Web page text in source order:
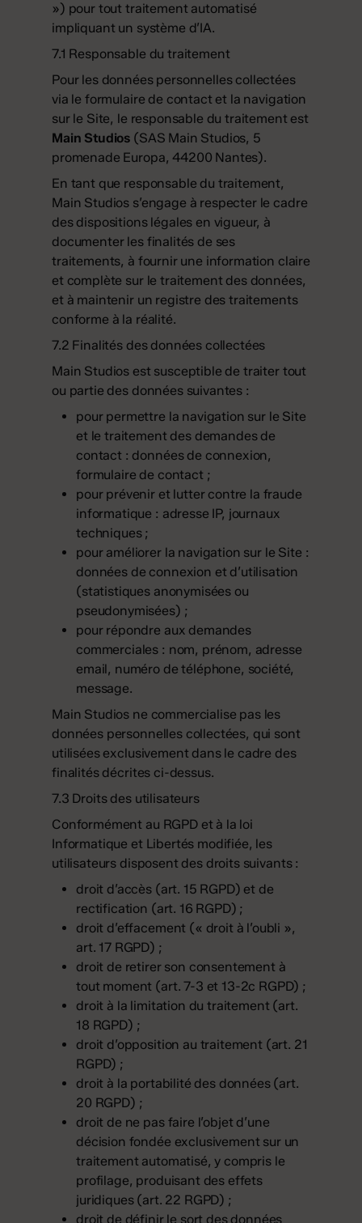
») pour tout traitement automatisé
impliquant un système d’IA.
7.1 Responsable du traitement
Pour les données personnelles collectées
via le formulaire de contact et la navigation
sur le Site, le responsable du traitement est
Main Studios (SAS Main Studios, 5
promenade Europa, 44200 Nantes).
En tant que responsable du traitement,
Main Studios s’engage à respecter le cadre
des dispositions légales en vigueur, à
documenter les finalités de ses
traitements, à fournir une information claire
et complète sur le traitement des données,
et à maintenir un registre des traitements
conforme à la réalité.
7.2 Finalités des données collectées
Main Studios est susceptible de traiter tout
ou partie des données suivantes :
pour permettre la navigation sur le Site
et le traitement des demandes de
contact : données de connexion,
formulaire de contact ;
pour prévenir et lutter contre la fraude
informatique : adresse IP, journaux
techniques ;
pour améliorer la navigation sur le Site :
données de connexion et d’utilisation
(statistiques anonymisées ou
pseudonymisées) ;
pour répondre aux demandes
commerciales : nom, prénom, adresse
email, numéro de téléphone, société,
message.
Main Studios ne commercialise pas les
données personnelles collectées, qui sont
utilisées exclusivement dans le cadre des
finalités décrites ci-dessus.
7.3 Droits des utilisateurs
Conformément au RGPD et à la loi
Informatique et Libertés modifiée, les
utilisateurs disposent des droits suivants :
droit d’accès (art. 15 RGPD) et de
rectification (art. 16 RGPD) ;
droit d’effacement (« droit à l’oubli »,
art. 17 RGPD) ;
droit de retirer son consentement à
tout moment (art. 7-3 et 13-2c RGPD) ;
droit à la limitation du traitement (art.
18 RGPD) ;
droit d’opposition au traitement (art. 21
RGPD) ;
droit à la portabilité des données (art.
20 RGPD) ;
droit de ne pas faire l’objet d’une
décision fondée exclusivement sur un
traitement automatisé, y compris le
profilage, produisant des effets
juridiques (art. 22 RGPD) ;
droit de définir le sort des données